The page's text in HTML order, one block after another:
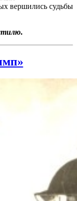
вершились судьбы